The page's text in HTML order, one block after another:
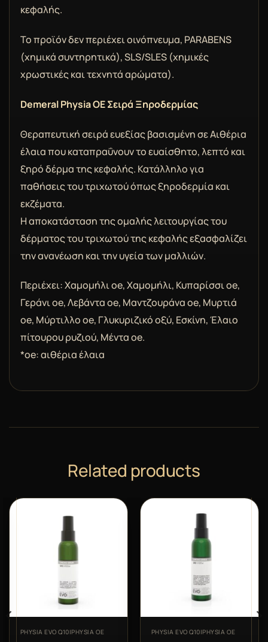
κεφαλής.
Το προϊόν δεν περιέχει οινόπνευμα, PARABENS
(χημικά συντηρητικά), SLS/SLES (χημικές
χρωστικές και τεχνητά αρώματα).
Demeral Physia OE Σειρά Ξηροδερμίας
Θεραπευτική σειρά ευεξίας βασισμένη σε Αιθέρια
έλαια που καταπραΰνουν το ευαίσθητο, λεπτό και
ξηρό δέρμα της κεφαλής. Κατάλληλο για
παθήσεις του τριχωτού όπως ξηροδερμία και
εκζέματα.
Η αποκατάσταση της ομαλής λειτουργίας του
δέρματος του τριχωτού της κεφαλής εξασφαλίζει
την ανανέωση και την υγεία των μαλλιών.
Περιέχει: Χαμομήλι oe, Χαμομήλι, Κυπαρίσσι oe,
Γεράνι oe, Λεβάντα oe, Μαντζουράνα oe, Μυρτιά
oe, Μύρτιλλο oe, Γλυκυριζικό οξύ, Εσκίνη, Έλαιο
πίτουρου ρυζιού, Μέντα oe.
*oe: αιθέρια έλαια
Related products
PHYSIA EVO Q10|PHYSIA OE PHYSIA EVO Q10|PHYSIA OE